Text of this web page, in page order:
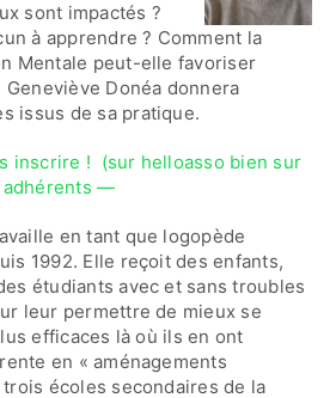
sont impactés ?
à apprendre ? Comment la
Mentale peut-elle favoriser
Geneviève Donéa donnera
issus de sa pratique.
inscrire ! (sur helloasso bien sur
—
en tant que logopède
1992. Elle reçoit des enfants,
étudiants avec et sans troubles
leur permettre de mieux se
efficaces là où ils en ont
en « aménagements
écoles secondaires de la